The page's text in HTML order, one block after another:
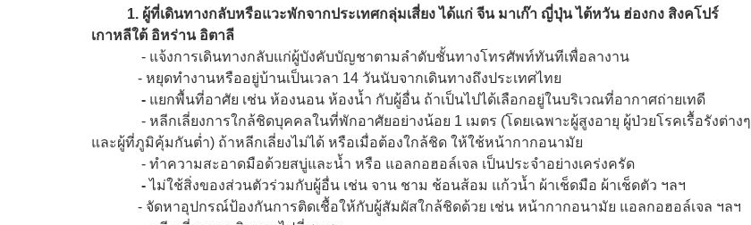
1. ผู้ที่เดินทางกลับหรือแวะพักจากประเทศกลุ่มเสี่ยง ได้แก่ จีน มาเก๊า ญี่ปุ่น ไต้หวัน ฮ่องกง สิงคโปร์
เกาหลีใต้ อิหร่าน อิตาลี
- แจ้งการเดินทางกลับแก่ผู้บังคับบัญชาตามลำดับชั้นทางโทรศัพท์ทันทีเพื่อลางาน
- หยุดทำงานหรืออยู่บ้านเป็นเวลา 14 วันนับจากเดินทางถึงประเทศไทย
- แยกพื้นที่อาศัย เช่น ห้องนอน ห้องน้ำ กับผู้อื่น ถ้าเป็นไปได้เลือกอยู่ในบริเวณที่อากาศถ่ายเทดี
- หลีกเลี่ยงการใกล้ชิดบุคคลในที่พักอาศัยอย่างน้อย 1 เมตร (โดยเฉพาะผู้สูงอายุ ผู้ป่วยโรคเรื้อรังต่างๆ
และผู้ที่ภูมิคุ้มกันต่ำ) ถ้าหลีกเลี่ยงไม่ได้ หรือเมื่อต้องใกล้ชิด ให้ใช้หน้ากากอนามัย
- ทำความสะอาดมือด้วยสบู่และน้ำ หรือ แอลกอฮอล์เจล เป็นประจำอย่างเคร่งครัด
-ไม่ใช้สิ่งของส่วนตัวร่วมกับผู้อื่น เช่น จาน ชาม ช้อนส้อม แก้วน้ำ ผ้าเช็ดมือ ผ้าเช็ดตัว ฯลฯ
- จัดหาอุปกรณ์ป้องกันการติดเชื้อให้กับผู้สัมผัสใกล้ชิดด้วย เช่น หน้ากากอนามัย แอลกอฮอล์เจล ฯลฯ